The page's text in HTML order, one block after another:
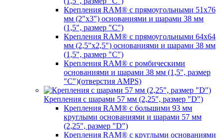
Крепления RAM® с прямоугольными 51х76
мм (2"х3") основаниями и шарами 38 мм
(1,5", размер "C")
Крепления RAM® с прямоугольными 64х64
мм (2,5"х2,5") основаниями и шарами 38 мм
(1,5", размер "C")
Крепления RAM® с ромбическими
основаниями и шарами 38 мм (1,5", размер
"C")(отверстия AMPS)
Крепления с шарами 57 мм (2,25", размер "D")
Крепления RAM® с большими 93 мм
круглыми основаниями и шарами 57 мм
(2,25", размер "D")
Крепления RAM® с круглыми основаниями